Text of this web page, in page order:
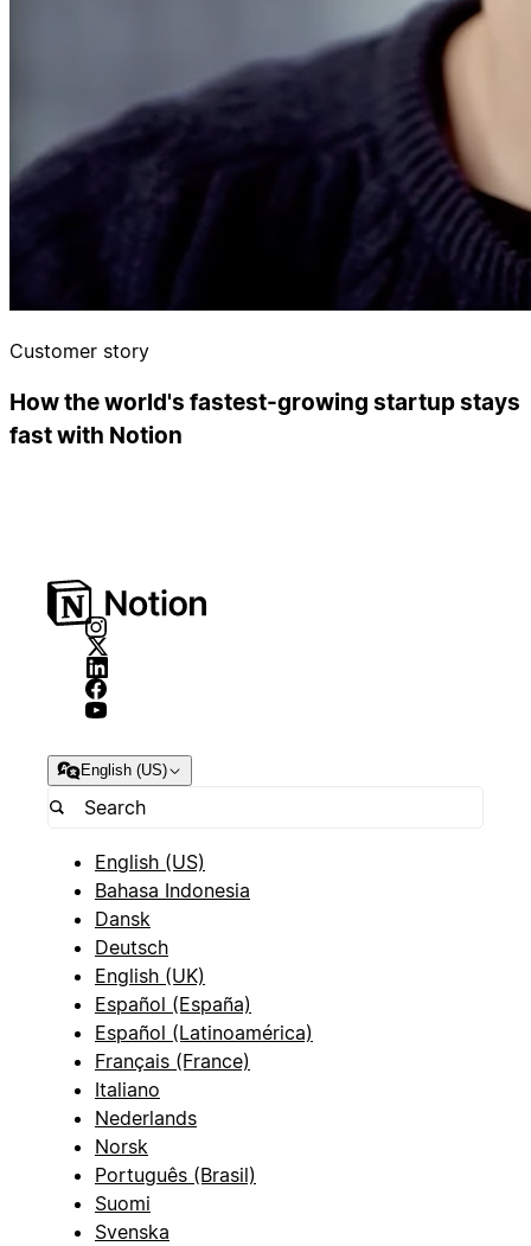
Customer story
How the world's fastest-growing startup stays
fast with Notion
English (US)
English (US)
Bahasa Indonesia
Dansk
Deutsch
English (UK)
Español (España)
Español (Latinoamérica)
Français (France)
Italiano
Nederlands
Norsk
Português (Brasil)
Suomi
Svenska